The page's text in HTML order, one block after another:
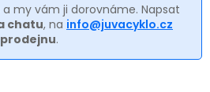
my vám ji dorovnáme. Napsat
chatu, na info@juvacyklo.cz
.